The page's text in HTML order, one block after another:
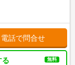
電話で問合せ
る 無料